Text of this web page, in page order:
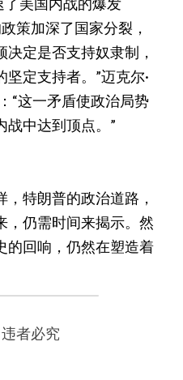
策加深了国家分裂，
定是否支持奴隶制，
定支持者。”迈克尔·
“这一矛盾使政治局势
战中达到顶点。”
特朗普的政治道路，
，仍需时间来揭示。然
的回响，仍然在塑造着
者必究